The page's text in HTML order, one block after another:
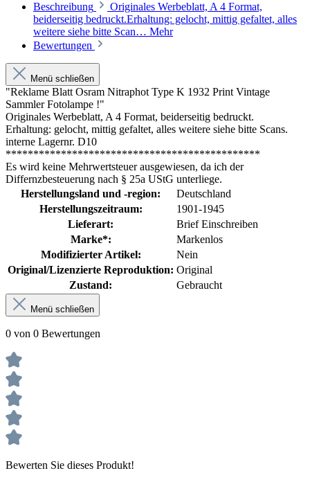
Beschreibung
Originales Werbeblatt, A 4 Format,
beiderseitig bedruckt.Erhaltung: gelocht, mittig gefaltet, alles
weitere siehe bitte Scan… Mehr
Bewertungen
Menü schließen
"Reklame Blatt Osram Nitraphot Type K 1932 Print Vintage
Sammler Fotolampe !"
Originales Werbeblatt, A 4 Format, beiderseitig bedruckt.
Erhaltung: gelocht, mittig gefaltet, alles weitere siehe bitte Scans.
interne Lagernr. D10
**********************************************
Es wird keine Mehrwertsteuer ausgewiesen, da ich der
Differnzbesteuerung nach § 25a UStG unterliege.
Herstellungsland und -region:
Deutschland
Herstellungszeitraum:
1901-1945
Lieferart:
Brief Einschreiben
Marke*:
Markenlos
Modifizierter Artikel:
Nein
Original/Lizenzierte Reproduktion: Original
Zustand:
Gebraucht
Menü schließen
0 von 0 Bewertungen
Bewerten Sie dieses Produkt!